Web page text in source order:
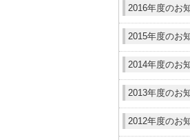
2016年度のお
2015年度のお
2014年度のお
2013年度のお
2012年度のお